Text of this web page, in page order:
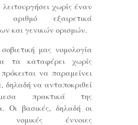
χωρίς έναν
αριθμό εξαιρετικά
και γενικών ορισμών.
μας νομολογία
τα καταφέρει χωρίς
να παραμείνει
δηλαδή να ανταποκριθεί
πρακτικά της
Οι βασικές, δηλαδή οι
νομικές έννοιες